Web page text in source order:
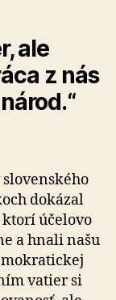
ale
z nás
slovenského
dokázal
účelovo
a hnali našu
vatier si